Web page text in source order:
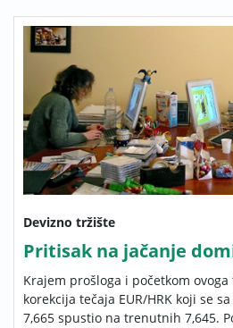
Devizno tržište
Pritisak na jačanje
Krajem prošloga i početkom
korekcija tečaja EUR/HRK koji se
7,665 spustio na trenutnih 7,645.